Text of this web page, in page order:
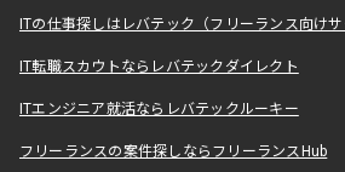
ITの仕事探しはレバテック（フリーランス向けサ
IT転職スカウトならレバテックダイレクト
ITエンジニア就活ならレバテックルーキー
フリーランスの案件探しならフリーランスHub